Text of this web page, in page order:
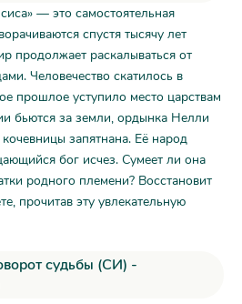
— это самостоятельная
спустя тысячу лет
продолжает раскалываться от
Человечество скатилось в
прошлое уступило место царствам
бьются за земли, ордынка Нелли
запятнана. Её народ
бог исчез. Сумеет ли она
родного племени? Восстановит
прочитав эту увлекательную
судьбы (СИ) -